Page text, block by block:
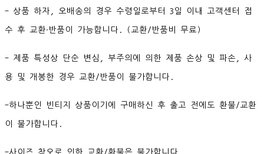
- 상품 하자, 오배송의 경우 수령일로부터 3일 이내 고객센터 접
수 후 교환∙반품이 가능합니다. (교환/반품비 무료)
- 제품 특성상 단순 변심, 부주의에 의한 제품 손상 및 파손, 사
용 및 개봉한 경우 교환/반품이 불가합니다.
-하나뿐인 빈티지 상품이기에 구매하신 후 출고 전에도 환불/교환
이 불가합니다.
-사이즈 착오로 인한 교환/환불은 불가합니다.